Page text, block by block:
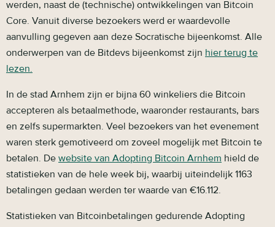
werden, naast de (technische) ontwikkelingen van Bitcoin
Core. Vanuit diverse bezoekers werd er waardevolle
aanvulling gegeven aan deze Socratische bijeenkomst. Alle
onderwerpen van de Bitdevs bijeenkomst zijn hier terug te
lezen.
In de stad Arnhem zijn er bijna 60 winkeliers die Bitcoin
accepteren als betaalmethode, waaronder restaurants, bars
en zelfs supermarkten. Veel bezoekers van het evenement
waren sterk gemotiveerd om zoveel mogelijk met Bitcoin te
betalen. De website van Adopting Bitcoin Arnhem hield de
statistieken van de hele week bij, waarbij uiteindelijk 1163
betalingen gedaan werden ter waarde van €16.112.
Statistieken van Bitcoinbetalingen gedurende Adopting